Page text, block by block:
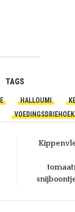
TAGS
HALLOUMI
VOEDINGSDRIEHOEK